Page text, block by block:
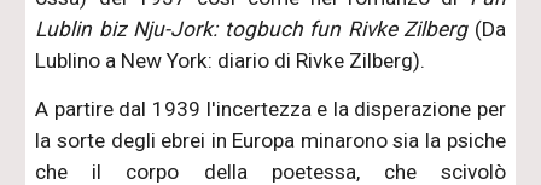
Lublin biz Nju-Jork: togbuch fun Rivke Zilberg (Da
Lublino a New York: diario di Rivke Zilberg).
A partire dal 1939 l'incertezza e la disperazione per
la sorte degli ebrei in Europa minarono sia la psiche
che il corpo della poetessa, che scivolò